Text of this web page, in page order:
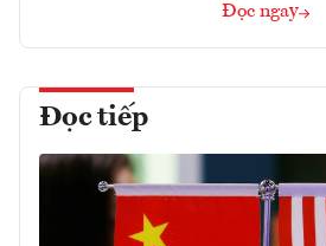
Đọc ngay
Đọc tiếp